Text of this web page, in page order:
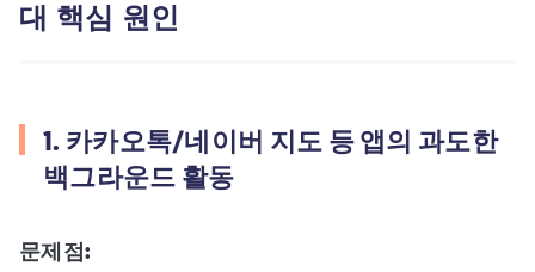
대 핵심 원인
1. 카카오톡/네이버 지도 등 앱의 과도한
백그라운드 활동
문제점: